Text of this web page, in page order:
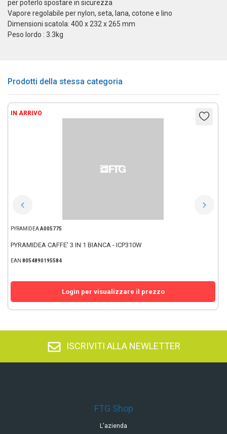
per poterlo spostare in sicurezza
Vapore regolabile per nylon, seta, lana, cotone e lino
Dimensioni scatola: 400 x 232 x 265 mm
Peso lordo : 3.3kg
Prodotti della stessa categoria
IN ARRIVO
PYRAMIDEAA005775
PYRAMIDEA CAFFE' 3 IN 1 BIANCA - ICP310W
EAN 8054890195584
Login per visualizzare il prezzo
ISCRIVITI ALLA NEWLETTER
FTG Shop
L'azienda